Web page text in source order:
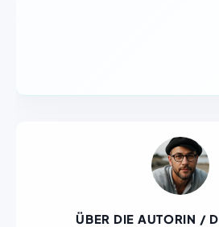
ÜBER DIE AUTORIN /